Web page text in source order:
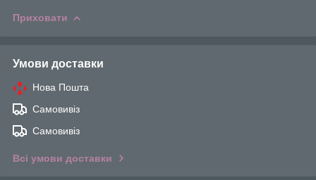
Приховати
Умови доставки
Нова Пошта
Самовивіз
Самовивіз
Всі умови доставки